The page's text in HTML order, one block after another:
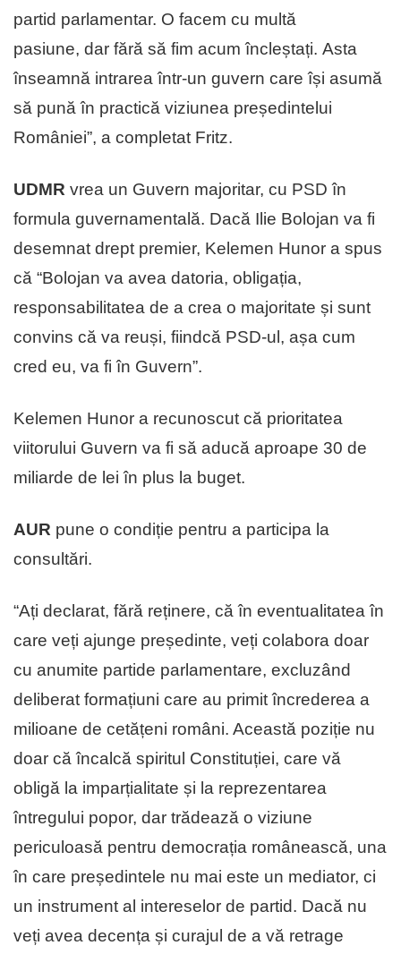
partid parlamentar. O facem cu multă
pasiune, dar fără să fim acum încleștați. Asta
înseamnă intrarea într-un guvern care își asumă
să pună în practică viziunea președintelui
României”, a completat Fritz.
UDMR vrea un Guvern majoritar, cu PSD în
formula guvernamentală. Dacă Ilie Bolojan va fi
desemnat drept premier, Kelemen Hunor a spus
că “Bolojan va avea datoria, obligația,
responsabilitatea de a crea o majoritate și sunt
convins că va reuși, fiindcă PSD-ul, așa cum
cred eu, va fi în Guvern”.
Kelemen Hunor a recunoscut că prioritatea
viitorului Guvern va fi să aducă aproape 30 de
miliarde de lei în plus la buget.
AUR pune o condiție pentru a participa la
consultări.
“Ați declarat, fără reținere, că în eventualitatea în
care veți ajunge președinte, veți colabora doar
cu anumite partide parlamentare, excluzând
deliberat formațiuni care au primit încrederea a
milioane de cetățeni români. Această poziție nu
doar că încalcă spiritul Constituției, care vă
obligă la imparțialitate și la reprezentarea
întregului popor, dar trădează o viziune
periculoasă pentru democrația românească, una
în care președintele nu mai este un mediator, ci
un instrument al intereselor de partid. Dacă nu
veți avea decența și curajul de a vă retrage